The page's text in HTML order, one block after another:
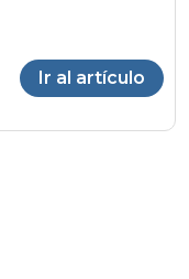
Ir al artículo